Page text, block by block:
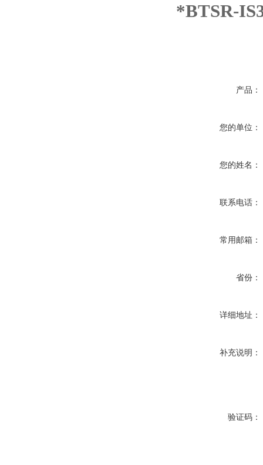
*BTSR-
产品：
您的单位：
您的姓名：
联系电话：
常用邮箱：
省份：
详细地址：
补充说明：
验证码：